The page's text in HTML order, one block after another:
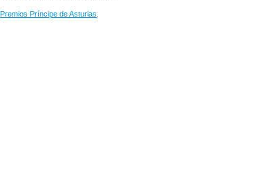
Premios Príncipe de Asturias